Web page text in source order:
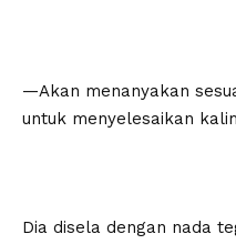
—Akan menanyakan
untuk menyelesaikan
Dia disela dengan nada